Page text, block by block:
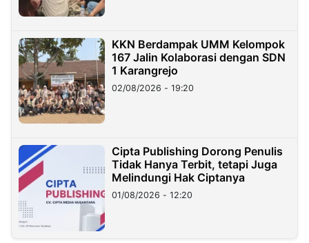
KKN Berdampak UMM Kelompok
167 Jalin Kolaborasi dengan SDN
1 Karangrejo
02/08/2026 - 19:20
Cipta Publishing Dorong Penulis
Tidak Hanya Terbit, tetapi Juga
Melindungi Hak Ciptanya
01/08/2026 - 12:20